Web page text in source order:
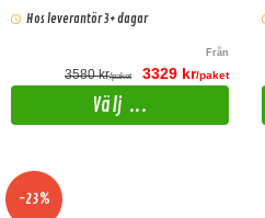
Hos leverantör 3+ dagar
Från
3580 kr/paket 3329 kr/paket
Välj ...
-23%